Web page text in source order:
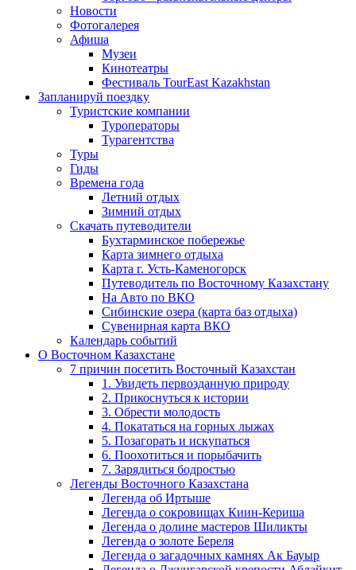
Новости
Фотогалерея
Афиша
Музеи
Кинотеатры
Фестиваль TourEast Kazakhstan
Запланируй поездку
Туристские компании
Туроператоры
Турагентства
Туры
Гиды
Времена года
Летний отдых
Зимний отдых
Скачать путеводители
Бухтарминское побережье
Карта зимнего отдыха
Карта г. Усть-Каменогорск
Путеводитель по Восточному Казахстану
На Авто по ВКО
Сибинские озера (карта баз отдыха)
Сувенирная карта ВКО
Календарь событий
О Восточном Казахстане
7 причин посетить Восточный Казахстан
1. Увидеть первозданную природу
2. Прикоснуться к истории
3. Обрести молодость
4. Покататься на горных лыжах
5. Позагорать и искупаться
6. Поохотиться и порыбачить
7. Зарядиться бодростью
Легенды Восточного Казахстана
Легенда об Иртыше
Легенда о сокровищах Киин-Кериша
Легенда о долине мастеров Шиликты
Легенда о золоте Береля
Легенда о загадочных камнях Ак Бауыр